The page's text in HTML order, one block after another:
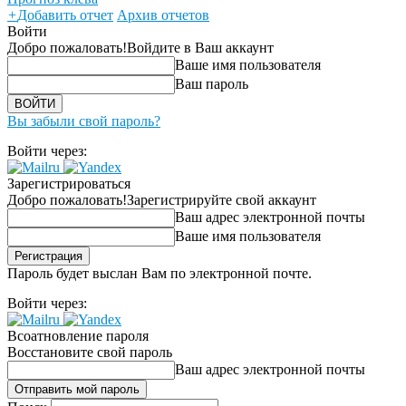
+Добавить отчет Архив отчетов
Войти
Добро пожаловать!Войдите в Ваш аккаунт
Ваше имя пользователя
Ваш пароль
Вы забыли свой пароль?
Войти через:
Зарегистрироваться
Добро пожаловать!Зарегистрируйте свой аккаунт
Ваш адрес электронной почты
Ваше имя пользователя
Пароль будет выслан Вам по электронной почте.
Войти через:
Всоатновление пароля
Восстановите свой пароль
Ваш адрес электронной почты